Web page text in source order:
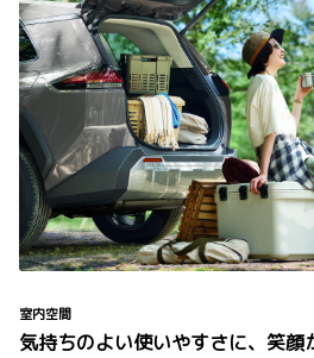
室内空間
気持ちのよい使いやすさに、笑顔